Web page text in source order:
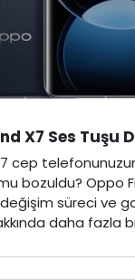
X7 Ses Tuşu
cep
bozuldu? Oppo
süreci ve
daha fazla